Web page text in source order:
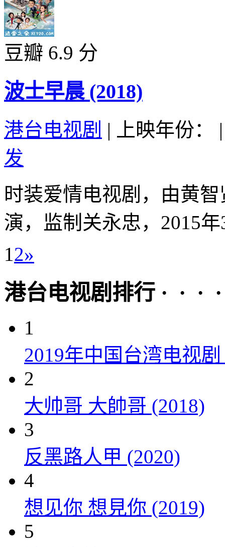
豆瓣 6.9 分
波士早晨 (2018)
港台电视剧 | 上映年份：
|
发
时装爱情电视剧，由黄
演，监制关永忠，2015
1 2»
港台电视剧排行 · · ·
1
2019年中国台湾电视
2
大帅哥 大帥哥 (2018)
3
反黑路人甲 (2020)
4
想见你 想見你 (2019)
5